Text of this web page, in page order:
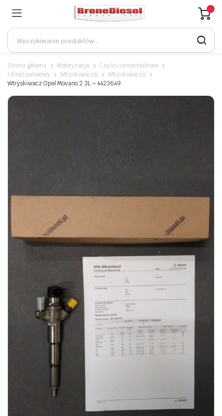
Strona główna Motoryzacja
Części samochodowe
Układ paliwowy
Wtryskiwacze
Wtryskiwacze
Wtryskiwacz Opel Movano 2.3L – 4423649